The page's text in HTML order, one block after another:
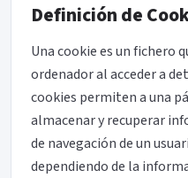
Definición de
Una cookie es un fichero
ordenador al acceder a
cookies permiten a una
almacenar y recuperar
de navegación de un
dependiendo de la